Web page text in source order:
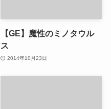
【GE】魔性のミノタウル
ス
2014年10月23日